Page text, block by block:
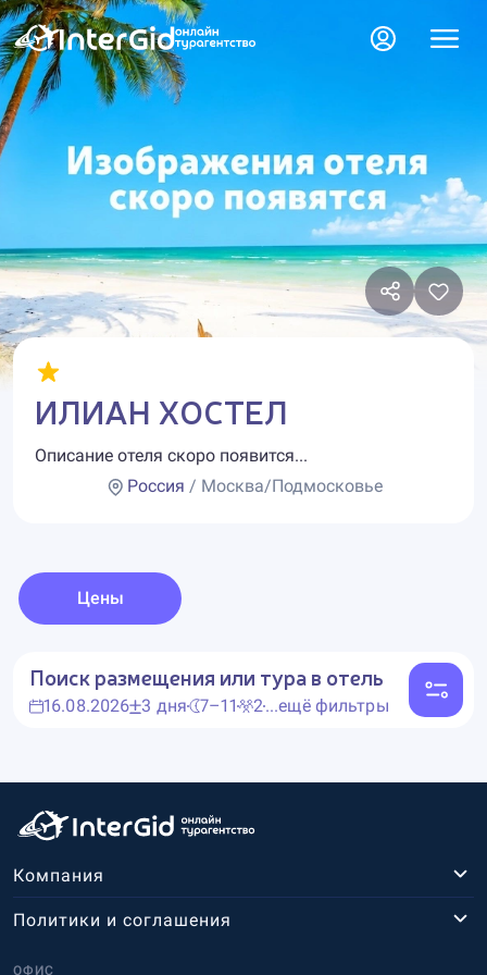
ИЛИАН ХОСТЕЛ
Описание отеля скоро появится...
Россия / Москва/Подмосковье
Цены
Поиск размещения или тура в отель
16.08.2026 3 дня 7–11 2...ещё фильтры
Компания
ОФИС
Политики и соглашения